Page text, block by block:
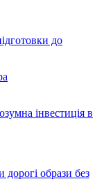
до
інвестиція в
дорогі образи без